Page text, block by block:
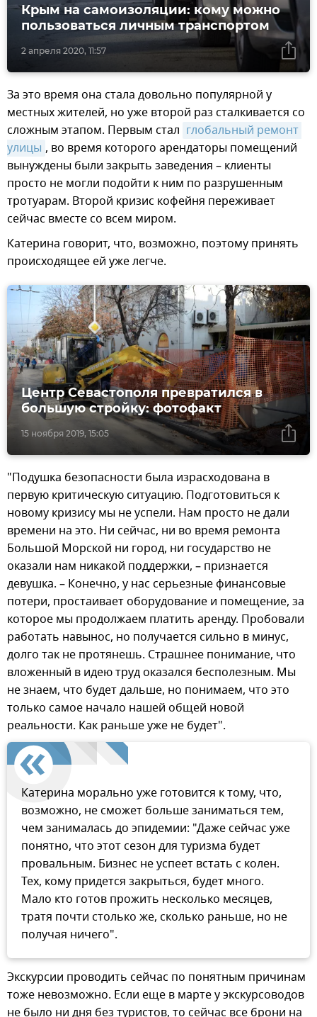
2 апреля 2020, 11:57
Крым на самоизоляции: кому можно
пользоваться личным транспортом
За это время она стала довольно популярной у
местных жителей, но уже второй раз сталкивается со
сложным этапом. Первым стал глобальный ремонт
улицы , во время которого арендаторы помещений
вынуждены были закрыть заведения – клиенты
просто не могли подойти к ним по разрушенным
тротуарам. Второй кризис кофейня переживает
сейчас вместе со всем миром.
Катерина говорит, что, возможно, поэтому принять
происходящее ей уже легче.
15 ноября 2019, 15:05
Центр Севастополя превратился в
большую стройку: фотофакт
"Подушка безопасности была израсходована в
первую критическую ситуацию. Подготовиться к
новому кризису мы не успели. Нам просто не дали
времени на это. Ни сейчас, ни во время ремонта
Большой Морской ни город, ни государство не
оказали нам никакой поддержки, – признается
девушка. – Конечно, у нас серьезные финансовые
потери, простаивает оборудование и помещение, за
которое мы продолжаем платить аренду. Пробовали
работать навынос, но получается сильно в минус,
долго так не протянешь. Страшнее понимание, что
вложенный в идею труд оказался бесполезным. Мы
не знаем, что будет дальше, но понимаем, что это
только самое начало нашей общей новой
реальности. Как раньше уже не будет".
Катерина морально уже готовится к тому, что,
возможно, не сможет больше заниматься тем,
чем занималась до эпидемии: "Даже сейчас уже
понятно, что этот сезон для туризма будет
провальным. Бизнес не успеет встать с колен.
Тех, кому придется закрыться, будет много.
Мало кто готов прожить несколько месяцев,
тратя почти столько же, сколько раньше, но не
получая ничего".
Экскурсии проводить сейчас по понятным причинам
тоже невозможно. Если еще в марте у экскурсоводов
не было ни дня без туристов, то сейчас все брони на